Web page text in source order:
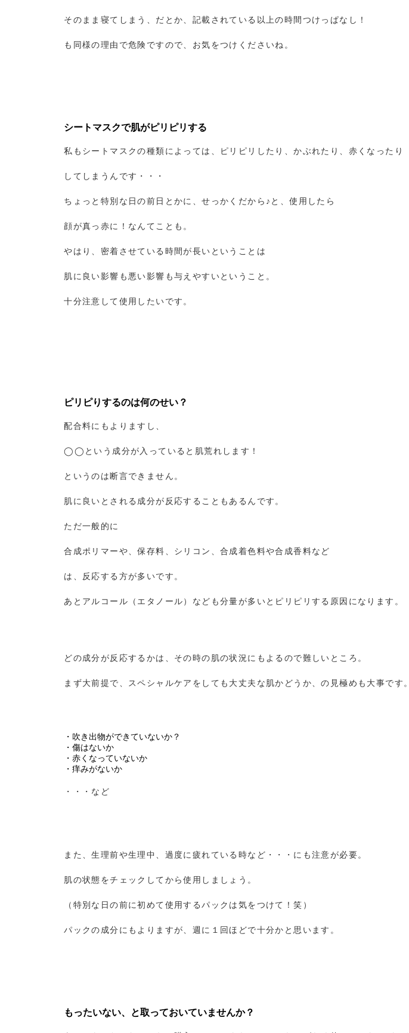
そのまま寝てしまう、だとか、記載されている以上の時間つけっぱなし！
も同様の理由で危険ですので、お気をつけくださいね。
シートマスクで肌がピリピリする
私もシートマスクの種類によっては、ピリピリしたり、かぶれたり、赤くなったり
してしまうんです・・・
ちょっと特別な日の前日とかに、せっかくだから♪と、使用したら
顔が真っ赤に！なんてことも。
やはり、密着させている時間が長いということは
肌に良い影響も悪い影響も与えやすいということ。
十分注意して使用したいです。
ピリピりするのは何のせい？
配合料にもよりますし、
◯◯という成分が入っていると肌荒れします！
というのは断言できません。
肌に良いとされる成分が反応することもあるんです。
ただ一般的に
合成ポリマーや、保存料、シリコン、合成着色料や合成香料など
は、反応する方が多いです。
あとアルコール（エタノール）なども分量が多いとピリピリする原因になります。
どの成分が反応するかは、その時の肌の状況にもよるので難しいところ。
まず大前提で、スペシャルケアをしても大丈夫な肌かどうか、の見極めも大事です。
・吹き出物ができていないか？
・傷はないか
・赤くなっていないか
・痒みがないか
・・・など
また、生理前や生理中、過度に疲れている時など・・・にも注意が必要。
肌の状態をチェックしてから使用しましょう。
（特別な日の前に初めて使用するパックは気をつけて！笑）
パックの成分にもよりますが、週に１回ほどで十分かと思います。
もったいない、と取っておいていませんか？